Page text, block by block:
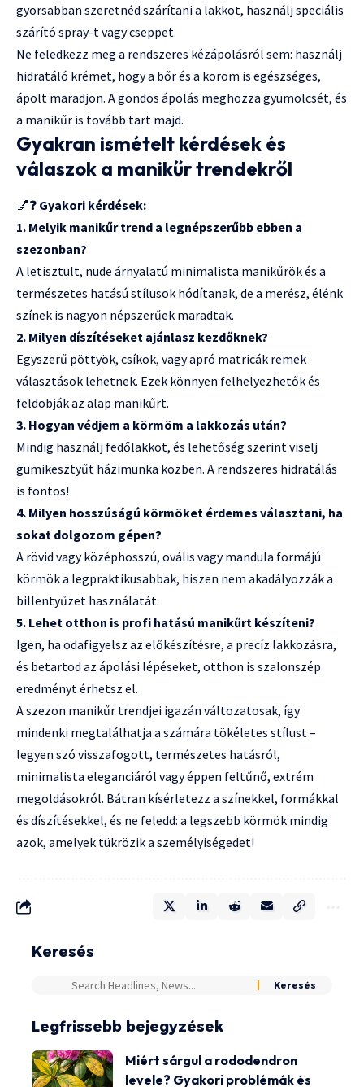
gyorsabban szeretnéd szárítani a lakkot, használj speciális
szárító spray-t vagy cseppet.
Ne feledkezz meg a rendszeres kézápolásról sem: használj
hidratáló krémet, hogy a bőr és a köröm is egészséges,
ápolt maradjon. A gondos ápolás meghozza gyümölcsét, és
a manikűr is tovább tart majd.
Gyakran ismételt kérdések és
válaszok a manikűr trendekről
💅❓ Gyakori kérdések:
1. Melyik manikűr trend a legnépszerűbb ebben a
szezonban?
A letisztult, nude árnyalatú minimalista manikűrök és a
természetes hatású stílusok hódítanak, de a merész, élénk
színek is nagyon népszerűek maradtak.
2. Milyen díszítéseket ajánlasz kezdőknek?
Egyszerű pöttyök, csíkok, vagy apró matricák remek
választások lehetnek. Ezek könnyen felhelyezhetők és
feldobják az alap manikűrt.
3. Hogyan védjem a körmöm a lakkozás után?
Mindig használj fedőlakkot, és lehetőség szerint viselj
gumikesztyűt házimunka közben. A rendszeres hidratálás
is fontos!
4. Milyen hosszúságú körmöket érdemes választani, ha
sokat dolgozom gépen?
A rövid vagy középhosszú, ovális vagy mandula formájú
körmök a legpraktikusabbak, hiszen nem akadályozzák a
billentyűzet használatát.
5. Lehet otthon is profi hatású manikűrt készíteni?
Igen, ha odafigyelsz az előkészítésre, a precíz lakkozásra,
és betartod az ápolási lépéseket, otthon is szalonszép
eredményt érhetsz el.
A szezon manikűr trendjei igazán változatosak, így
mindenki megtalálhatja a számára tökéletes stílust –
legyen szó visszafogott, természetes hatásról,
minimalista eleganciáról vagy éppen feltűnő, extrém
megoldásokról. Bátran kísérletezz a színekkel, formákkal
és díszítésekkel, és ne feledd: a legszebb körmök mindig
azok, amelyek tükrözik a személyiségedet!
Keresés
Legfrissebb bejegyzések
Miért sárgul a rododendron
levele? Gyakori problémák és